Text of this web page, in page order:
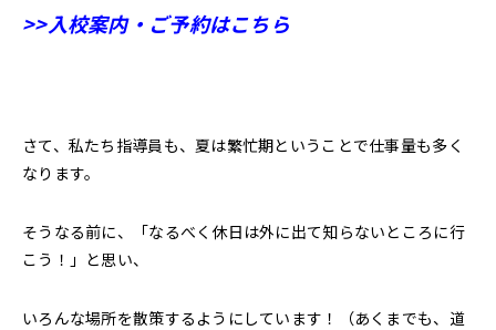
>>入校案内・ご予約はこちら
さて、私たち指導員も、夏は繁忙期ということで仕事量も多く
なります。
そうなる前に、「なるべく休日は外に出て知らないところに行
こう！」と思い、
いろんな場所を散策するようにしています！（あくまでも、道